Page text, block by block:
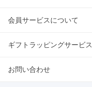
会員サービスについて
ギフトラッピングサービス
お問い合わせ